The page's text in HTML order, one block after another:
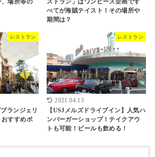
場所等の
ストラン」はワンピース企画です
べてが海賊テイスト！その場所や
期間は？
レストラン
ランジェリ
すすめポ
レストラン
2021.04.13
【USJメルズドライブイン】人気ハ
ンバーガーショップ！テイクアウ
トも可能！ビールも飲める！